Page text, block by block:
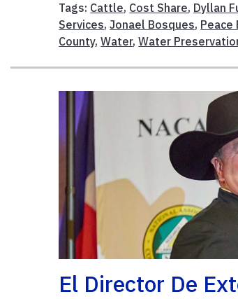
Tags: Cattle, Cost Share, Dyllan
Services,Jonael Bosques, Peace
County,Water,Water
El Director De